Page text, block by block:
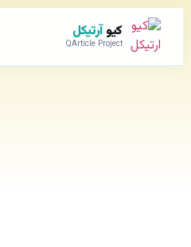
کیوآرتیکل
QArticle Project